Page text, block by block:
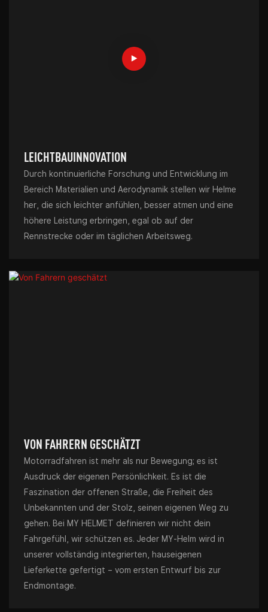
LEICHTBAUINNOVATION
Durch kontinuierliche Forschung und Entwicklung im
Bereich Materialien und Aerodynamik stellen wir Helme
her, die sich leichter anfühlen, besser atmen und eine
höhere Leistung erbringen, egal ob auf der
Rennstrecke oder im täglichen Arbeitsweg.
VON FAHRERN GESCHÄTZT
Motorradfahren ist mehr als nur Bewegung; es ist
Ausdruck der eigenen Persönlichkeit. Es ist die
Faszination der offenen Straße, die Freiheit des
Unbekannten und der Stolz, seinen eigenen Weg zu
gehen. Bei MY HELMET definieren wir nicht dein
Fahrgefühl, wir schützen es. Jeder MY-Helm wird in
unserer vollständig integrierten, hauseigenen
Lieferkette gefertigt – vom ersten Entwurf bis zur
Endmontage.